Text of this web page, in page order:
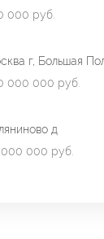
000 руб.
г, Большая
000 000 руб.
д
000 руб.